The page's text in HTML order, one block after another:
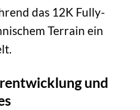
das 12K Fully-
Terrain ein
und